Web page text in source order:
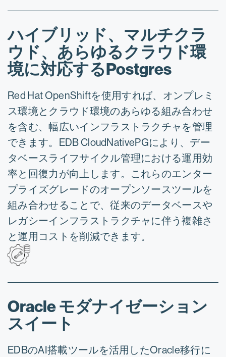
ハイブリッド、マルチクラ
ウド、あらゆるクラウド環
境に対応するPostgres
Red Hat OpenShiftを使用すれば、オンプレミ
ス環境とクラウド環境のあらゆる組み合わせ
を含む、幅広いインフラストラクチャを管理
できます。EDB CloudNativePGにより、デー
タベースライフサイクル管理における運用効
率と回復力が向上します。これらのエンター
プライズグレードのオープンソースツールを
組み合わせることで、従来のデータベースや
レガシーインフラストラクチャに伴う複雑さ
と運用コストを削減できます。
Oracle モダナイゼーション
スイート
EDBのAI搭載ツールを活用したOracle移行に